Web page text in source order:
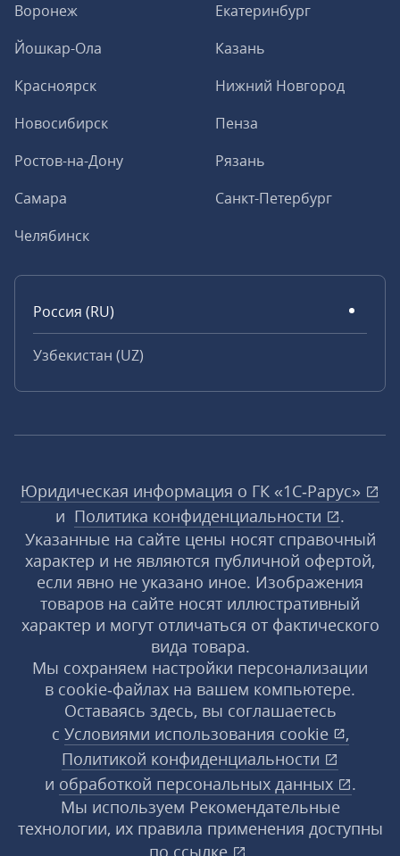
Воронеж
Екатеринбург
Йошкар-Ола
Казань
Красноярск
Нижний Новгород
Новосибирск
Пенза
Ростов-на-Дону
Рязань
Самара
Санкт-Петербург
Челябинск
Россия (RU)
Узбекистан (UZ)
Юридическая информация о ГК «1С‑Рарус»
и Политика конфиденциальности
.
Указанные на сайте цены носят справочный
характер и не являются публичной офертой,
если явно не указано иное. Изображения
товаров на сайте носят иллюстративный
характер и могут отличаться от фактического
вида товара.
Мы сохраняем настройки персонализации
в cookie‑файлах на вашем компьютере.
Оставаясь здесь, вы соглашаетесь
с Условиями использования cookie
,
Политикой конфиденциальности
и обработкой персональных данных
.
Мы используем Рекомендательные
технологии, их правила применения доступны
по ссылке